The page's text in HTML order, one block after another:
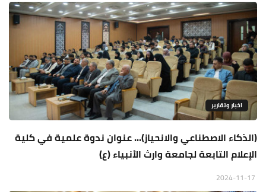
اخبار وتقارير
(الذكاء الاصطناعي والانحياز)... عنوان ندوة علمية في كلية
الإعلام التابعة لجامعة وارث الأنبياء (ع)